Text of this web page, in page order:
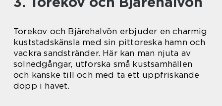
Torekov och Bjärehalvön erbjuder en charmig
kuststadskänsla med sin pittoreska hamn och
vackra sandstränder. Här kan man njuta av
solnedgångar, utforska små kustsamhällen
och kanske till och med ta ett uppfriskande
dopp i havet.